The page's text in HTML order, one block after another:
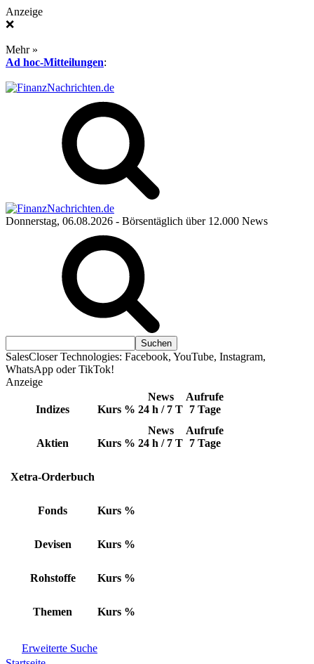
Anzeige
❌
Mehr »
Ad hoc-Mitteilungen:
Donnerstag, 06.08.2026 - Börsentäglich über 12.000 News
SalesCloser Technologies: Facebook, YouTube, Instagram,
WhatsApp oder TikTok!
Anzeige
Indizes Kurs %
News
24 h / 7 T
Aufrufe
7 Tage
Aktien Kurs %
News
24 h / 7 T
Aufrufe
7 Tage
Xetra-Orderbuch
Fonds Kurs %
Devisen Kurs %
Rohstoffe Kurs %
Themen Kurs %
Erweiterte Suche